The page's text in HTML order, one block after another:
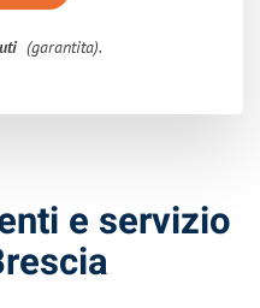
(garantita).
e servizio